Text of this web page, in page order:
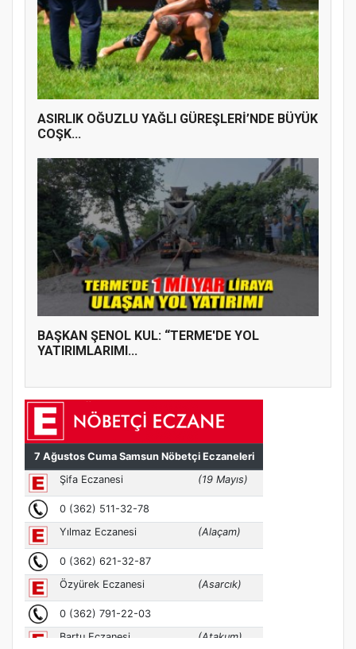
ASIRLIK OĞUZLU YAĞLI GÜREŞLERİ’NDE BÜYÜK
COŞK...
BAŞKAN ŞENOL KUL: “TERME'DE YOL
YATIRIMLARIMI...